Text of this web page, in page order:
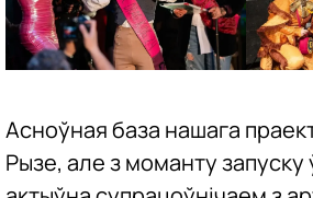
Асноўная база нашага
Рызе, але з моманту запуску